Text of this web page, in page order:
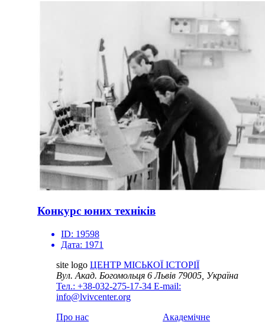
Конкурс юних техніків
ID: 19598
Дата: 1971
site logo ЦЕНТР МІСЬКОЇ ІСТОРІЇ
Вул. Акад. Богомольця 6Львів 79005, Україна
Тел.: +38-032-275-17-34 E-mail:
info@lvivcenter.org
Про нас
Академічне